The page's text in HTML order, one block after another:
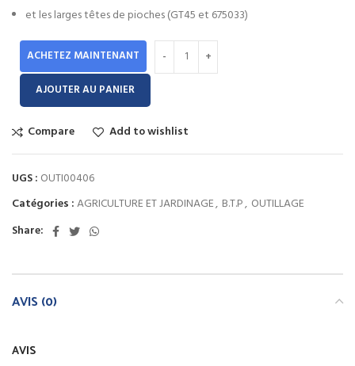
et les larges têtes de pioches (GT45 et 675033)
ACHETEZ MAINTENANT
AJOUTER AU PANIER
Compare Add to wishlist
UGS : OUTI00406
Catégories :AGRICULTURE ET JARDINAGE, B.T.P, OUTILLAGE
Share:
AVIS (0)
AVIS